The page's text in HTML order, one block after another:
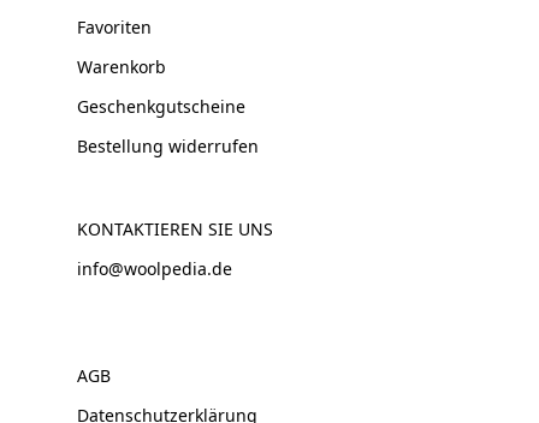
Favoriten
Warenkorb
Geschenkgutscheine
Bestellung widerrufen
KONTAKTIEREN SIE UNS
info@woolpedia.de
AGB
Datenschutzerklärung